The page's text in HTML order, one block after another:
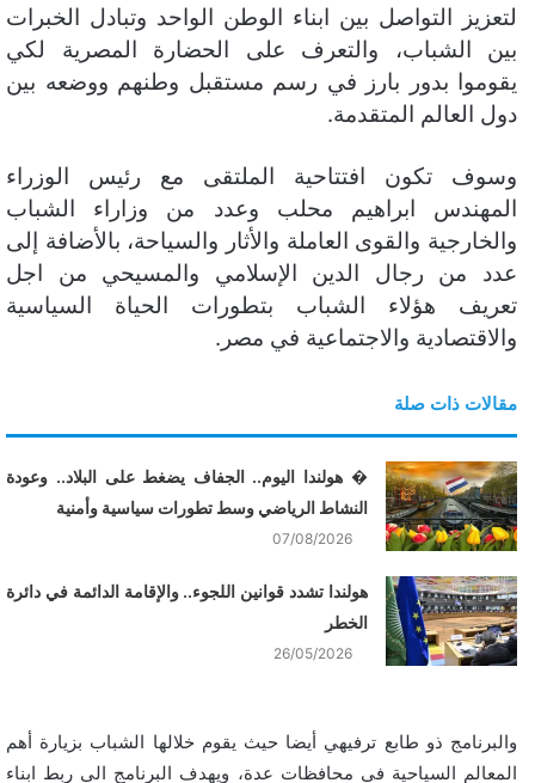
لتعزيز التواصل بين ابناء الوطن الواحد وتبادل الخبرات
بين الشباب، والتعرف على الحضارة المصرية لكي
يقوموا بدور بارز في رسم مستقبل وطنهم ووضعه بين
دول العالم المتقدمة.
وسوف تكون افتتاحية الملتقى مع رئيس الوزراء
المهندس ابراهيم محلب وعدد من وزاراء الشباب
والخارجية والقوى العاملة والأثار والسياحة، بالأضافة إلى
عدد من رجال الدين الإسلامي والمسيحي من اجل
تعريف هؤلاء الشباب بتطورات الحياة السياسية
والاقتصادية والاجتماعية في مصر.
مقالات ذات صلة
� هولندا اليوم.. الجفاف يضغط على البلاد.. وعودة
النشاط الرياضي وسط تطورات سياسية وأمنية
07/08/2026
هولندا تشدد قوانين اللجوء.. والإقامة الدائمة في دائرة
الخطر
26/05/2026
والبرنامج ذو طابع ترفيهي أيضا حيث يقوم خلالها الشباب بزيارة أهم
المعالم السياحية في محافظات عدة، ويهدف البرنامج الى ربط ابناء